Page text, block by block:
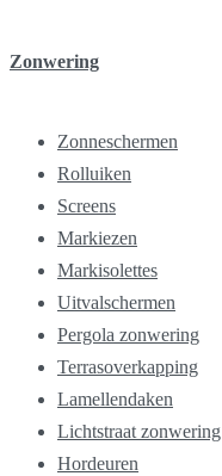
Zonwering
Zonneschermen
Rolluiken
Screens
Markiezen
Markisolettes
Uitvalschermen
Pergola zonwering
Terrasoverkapping
Lamellendaken
Lichtstraat zonwering
Hordeuren